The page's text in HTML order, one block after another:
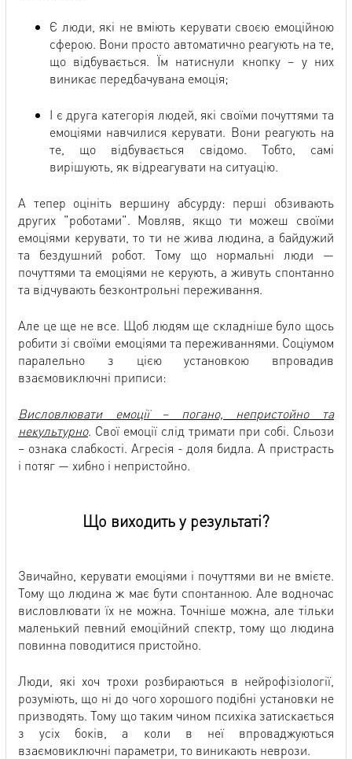
Є люди, які не вміють керувати своєю емоційною
сферою. Вони просто автоматично реагують на те,
що відбувається. Їм натиснули кнопку – у них
виникає передбачувана емоція;
І є друга категорія людей, які своїми почуттями та
емоціями навчилися керувати. Вони реагують на
те, що відбувається свідомо. Тобто, самі
вирішують, як відреагувати на ситуацію.
А тепер оцініть вершину абсурду: перші обзивають
других "роботами". Мовляв, якщо ти можеш своїми
емоціями керувати, то ти не жива людина, а байдужий
та бездушний робот. Тому що нормальні люди —
почуттями та емоціями не керують, а живуть спонтанно
та відчувають безконтрольні переживання.
Але це ще не все. Щоб людям ще складніше було щось
робити зі своїми емоціями та переживаннями. Соціумом
паралельно з цією установкою впровадив
взаємовиключні приписи:
Висловлювати емоції – погано, непристойно та
некультурно. Свої емоції слід тримати при собі. Сльози
– ознака слабкості. Агресія - доля бидла. А пристрасть
і потяг — хибно і непристойно.
Що виходить у результаті?
Звичайно, керувати емоціями і почуттями ви не вмієте.
Тому що людина ж має бути спонтанною. Але водночас
висловлювати їх не можна. Точніше можна, але тільки
маленький певний емоційний спектр, тому що людина
повинна поводитися пристойно.
Люди, які хоч трохи розбираються в нейрофізіології,
розуміють, що ні до чого хорошого подібні установки не
призводять. Тому що таким чином психіка затискається
з усіх боків, а коли в неї впроваджуються
взаємовиключні параметри, то виникають неврози.